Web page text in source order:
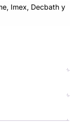
Imex, Decbath y